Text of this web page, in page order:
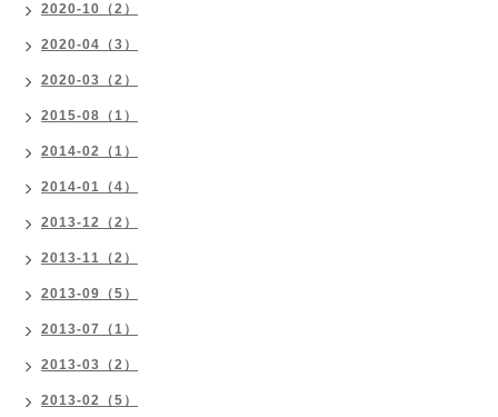
2020-10（2）
2020-04（3）
2020-03（2）
2015-08（1）
2014-02（1）
2014-01（4）
2013-12（2）
2013-11（2）
2013-09（5）
2013-07（1）
2013-03（2）
2013-02（5）